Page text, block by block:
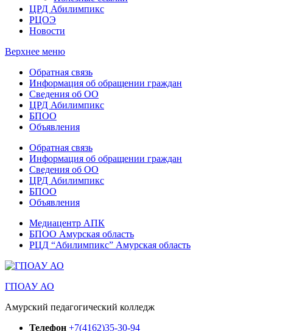
ЦРД Абилимпикс
РЦОЭ
Новости
Верхнее меню
Обратная связь
Информация об обращении граждан
Сведения об ОО
ЦРД Абилимпикс
БПОО
Объявления
Обратная связь
Информация об обращении граждан
Сведения об ОО
ЦРД Абилимпикс
БПОО
Объявления
Медиацентр АПК
БПОО Амурская область
РЦД “Абилимпикс” Амурская область
ГПОАУ АО
Амурский педагогический колледж
Телефон +7(4162)35-30-94